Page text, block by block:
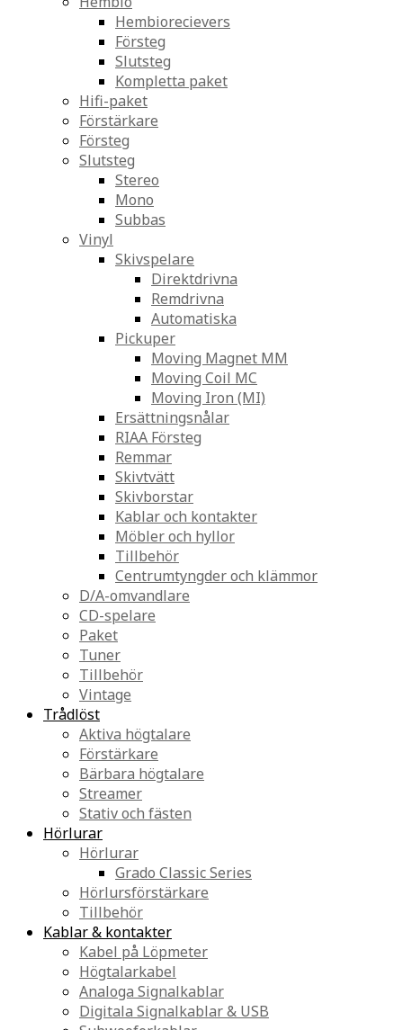
Hembiorecievers
Försteg
Slutsteg
Kompletta paket
Hifi-paket
Förstärkare
Försteg
Slutsteg
Stereo
Mono
Subbas
Vinyl
Skivspelare
Direktdrivna
Remdrivna
Automatiska
Pickuper
Moving Magnet MM
Moving Coil MC
Moving Iron (MI)
Ersättningsnålar
RIAA Försteg
Remmar
Skivtvätt
Skivborstar
Kablar och kontakter
Möbler och hyllor
Tillbehör
Centrumtyngder och klämmor
D/A-omvandlare
CD-spelare
Paket
Tuner
Tillbehör
Vintage
Trådlöst
Aktiva högtalare
Förstärkare
Bärbara högtalare
Streamer
Stativ och fästen
Hörlurar
Hörlurar
Grado Classic Series
Hörlursförstärkare
Tillbehör
Kablar & kontakter
Kabel på Löpmeter
Högtalarkabel
Analoga Signalkablar
Digitala Signalkablar & USB